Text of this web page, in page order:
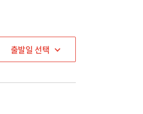
출발일 선택